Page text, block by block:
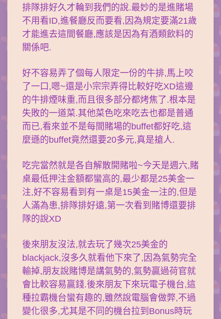
排隊排好久才輪到我們的說.最妙的是進賭場
不用看ID,進餐廳反而要看,因為規定要滿21歲
才能進去這間餐廳,應該是因為有酒類飲料的
關係吧.
好不容易弄了個每人限定一份的牛排,馬上咬
了一口,嗯~還是小宗宗弄得比較好吃XD這邊
的牛排煙味重,而且很多部分都烤焦了.根本是
失敗的一道菜.其他菜色吃來吃去也都是普通
而已,看來並不是每間賭場的buffet都好吃,這
麼遜的buffet竟然還要20多元,真是搶人.
吃完當然就是各自解散開賭啦~今天是週六,賭
桌最低押注金額都蠻高的,最少都是25美金一
注,好不容易看到有一桌是15美金一注的,但是
人滿為患,排隊排好遠,第一次看到賭博還要排
隊的說XD
後來朋友沒法,就去玩了幾次25美金的
blackjack,沒多久就看他下來了,因為氣勢完全
輸掉,朋友說賭博是講氣勢的,氣勢贏過荷官就
會比較容易贏錢.後來朋友下來玩電子機台,這
種拉霸機台蠻有趣的,雖然說電腦會做弊,不過
變化很多,尤其是不同的機台拉到Bonus時玩